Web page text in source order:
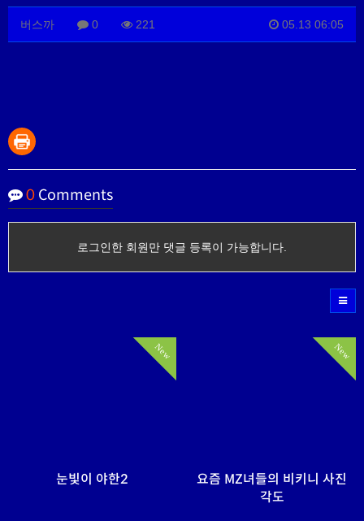
버스까 0 221 05.13 06:05
0 Comments
로그인한 회원만 댓글 등록이 가능합니다.
New
눈빛이 야한2
New
요즘 MZ녀들의 비키니 사진
각도